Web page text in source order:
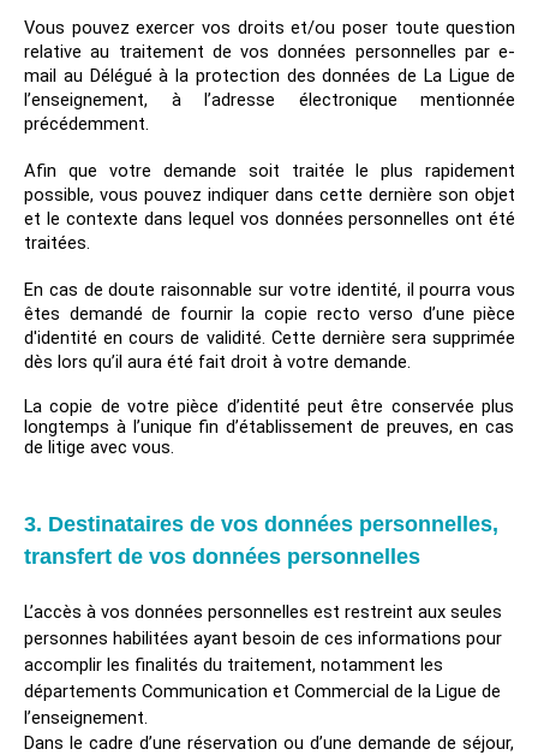
Vous pouvez exercer vos droits et/ou poser toute question
relative au traitement de vos données personnelles par e-
mail au Délégué à la protection des données de La Ligue de
l’enseignement, à l’adresse électronique mentionnée
précédemment.
Afin que votre demande soit traitée le plus rapidement
possible, vous pouvez indiquer dans cette dernière son objet
et le contexte dans lequel vos données personnelles ont été
traitées.
En cas de doute raisonnable sur votre identité, il pourra vous
êtes demandé de fournir la copie recto verso d’une pièce
d'identité en cours de validité. Cette dernière sera supprimée
dès lors qu’il aura été fait droit à votre demande.
La copie de votre pièce d’identité peut être conservée plus
longtemps à l’unique fin d’établissement de preuves, en cas
de litige avec vous.
3. Destinataires de vos données personnelles,
transfert de vos données personnelles
L’accès à vos données personnelles est restreint aux seules
personnes habilitées ayant besoin de ces informations pour
accomplir les finalités du traitement, notamment les
départements Communication et Commercial de la Ligue de
l’enseignement.
Dans le cadre d’une réservation ou d’une demande de séjour,